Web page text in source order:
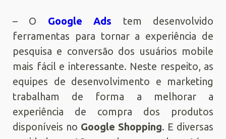
– O Google Ads tem desenvolvido
ferramentas para tornar a experiência de
pesquisa e conversão dos usuários mobile
mais fácil e interessante. Neste respeito, as
equipes de desenvolvimento e marketing
trabalham de forma a melhorar a
experiência de compra dos produtos
disponíveis no Google Shopping. E diversas